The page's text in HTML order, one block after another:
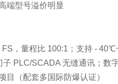
端型号溢价明显
FS，量程比 100:1；支持 -
子 PLC/SCADA 无缝通讯；数
目（配套多国际防爆认证）